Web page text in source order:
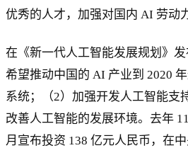
优秀的人才，加强对国内 AI 劳动
在《新一代人工智能发展规划》
希望推动中国的 AI 产业到 2020
系统；（2）加强开发人工智能支
改善人工智能的发展环境。去年
月宣布投资 138 亿元人民币，在